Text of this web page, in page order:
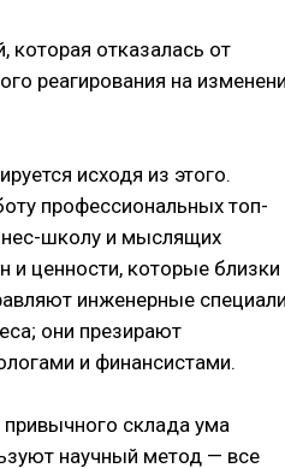
отказалась от
реагирования на
исходя из этого.
профессиональных топ-
школу и мыслящих
и ценности, которые близки
инженерные
они презирают
и финансистами.
склада ума
научный метод — все